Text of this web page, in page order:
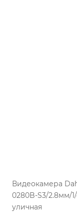
Видеокамера
0280B-S3/2.8мм/
уличная